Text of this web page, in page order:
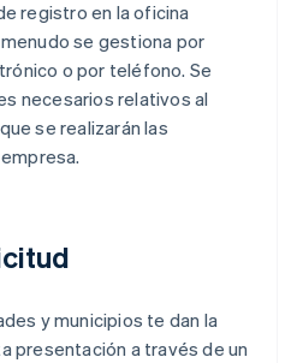
registro en la oficina
se gestiona por
o por teléfono. Se
necesarios relativos al
se realizarán las
y municipios te dan la
presentación a través de un